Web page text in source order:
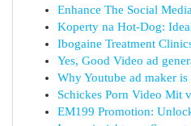
Enhance The Social
Koperty na Hot-Dog:
Ibogaine Treatment
Yes, Good Video ad
Why Youtube ad maker
Schickes Porn Video Mit
EM199 Promotion: